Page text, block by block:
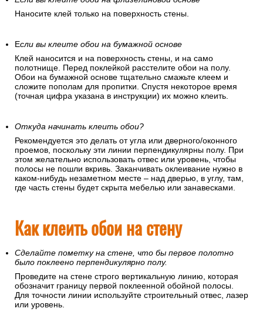
Наносите клей только на поверхность стены.
Если вы клеите обои на бумажной основе
Клей наносится и на поверхность стены, и на само
полотнище. Перед поклейкой расстелите обои на полу.
Обои на бумажной основе тщательно смажьте клеем и
сложите пополам для пропитки. Спустя некоторое время
(точная цифра указана в инструкции) их можно клеить.
Откуда начинать клеить обои?
Рекомендуется это делать от угла или дверного/оконного
проемов, поскольку эти линии перпендикулярны полу. При
этом желательно использовать отвес или уровень, чтобы
полосы не пошли вкривь. Заканчивать оклеивание нужно в
каком-нибудь незаметном месте – над дверью, в углу, там,
где часть стены будет скрыта мебелью или занавесками.
Как клеить обои на стену
Сделайте пометку на стене, что бы первое полотно
было поклеено перпендикулярно полу.
Проведите на стене строго вертикальную линию, которая
обозначит границу первой поклеенной обойной полосы.
Для точности линии используйте строительный отвес, лазер
или уровень.